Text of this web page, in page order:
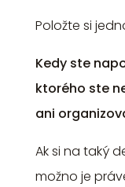
Položte si
Kedy ste
ktorého ste
ani
Ak si na taký
možno je